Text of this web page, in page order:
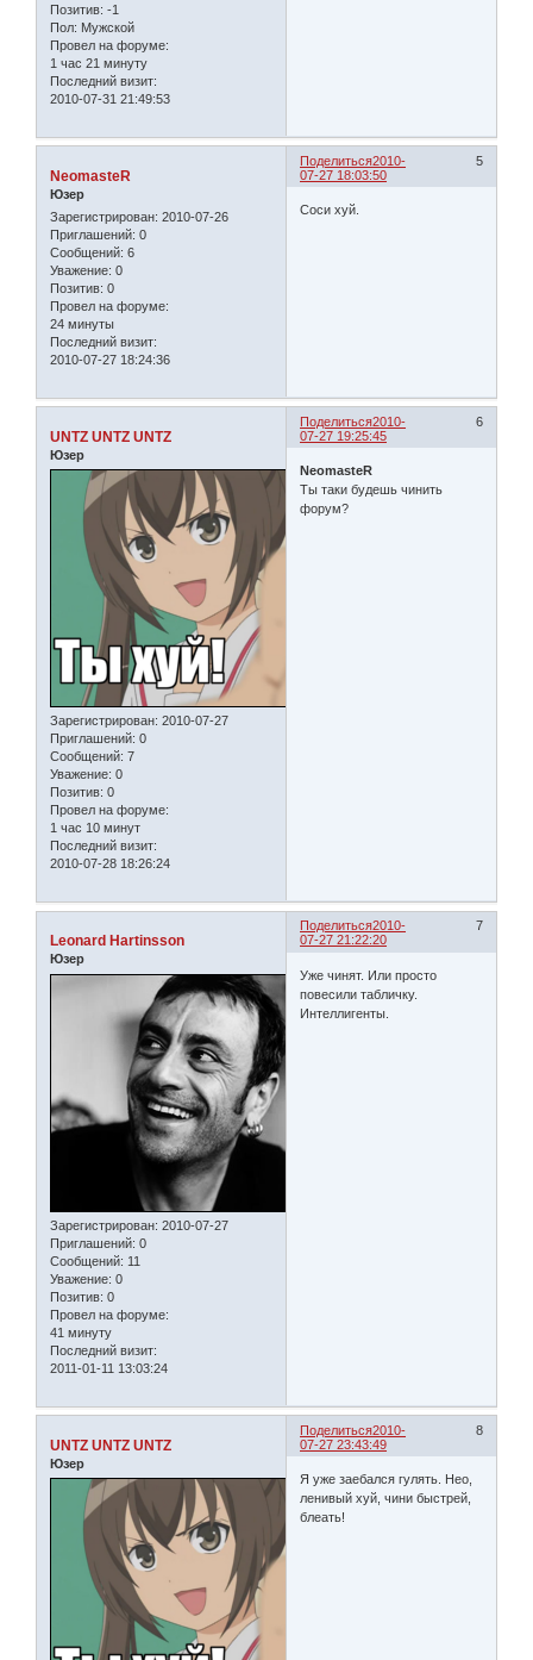
Позитив: -1
Пол: Мужской
Провел на форуме:
1 час 21 минуту
Последний визит:
2010-07-31 21:49:53
Поделиться 5
2010-
07-27 18:03:50
NeomasteR
Юзер
Зарегистрирован: 2010-07-26
Приглашений: 0
Сообщений: 6
Уважение: 0
Позитив: 0
Провел на форуме:
24 минуты
Последний визит:
2010-07-27 18:24:36
Соси хуй.
Поделиться 6
2010-
07-27 19:25:45
UNTZ UNTZ UNTZ
Юзер
Зарегистрирован: 2010-07-27
Приглашений: 0
Сообщений: 7
Уважение: 0
Позитив: 0
Провел на форуме:
1 час 10 минут
Последний визит:
2010-07-28 18:26:24
NeomasteR
Ты таки будешь чинить
форум?
Поделиться 7
2010-
07-27 21:22:20
Leonard Hartinsson
Юзер
Зарегистрирован: 2010-07-27
Приглашений: 0
Сообщений: 11
Уважение: 0
Позитив: 0
Провел на форуме:
41 минуту
Последний визит:
2011-01-11 13:03:24
Уже чинят. Или просто
повесили табличку.
Интеллигенты.
Поделиться 8
2010-
07-27 23:43:49
UNTZ UNTZ UNTZ
Юзер
Я уже заебался гулять. Нео,
ленивый хуй, чини быстрей,
блеать!